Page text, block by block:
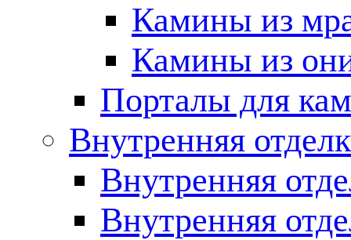
Камины из
Камины из
Порталы для
Внутренняя
Внутренняя
Внутренняя